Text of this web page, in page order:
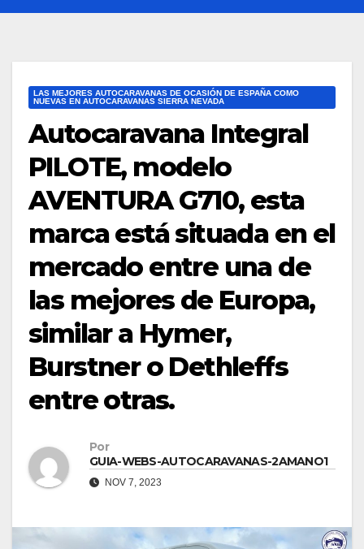
LAS MEJORES AUTOCARAVANAS DE OCASIÓN DE ESPAÑA COMO
NUEVAS EN AUTOCARAVANAS SIERRA NEVADA
Autocaravana Integral
PILOTE, modelo
AVENTURA G710, esta
marca está situada en el
mercado entre una de
las mejores de Europa,
similar a Hymer,
Burstner o Dethleffs
entre otras.
Por
GUIA-WEBS-AUTOCARAVANAS-2AMANO1
NOV 7, 2023